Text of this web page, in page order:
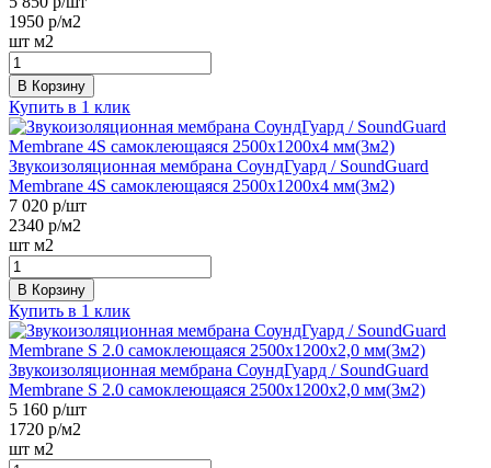
1950 р/м2
шт м2
В Корзину
Купить в 1 клик
Звукоизоляционная мембрана СоундГуард / SoundGuard
Membrane 4S самоклеющаяся 2500х1200х4 мм(3м2)
7 020 р/шт
2340 р/м2
шт м2
В Корзину
Купить в 1 клик
Звукоизоляционная мембрана СоундГуард / SoundGuard
Membrane S 2.0 самоклеющаяся 2500х1200х2,0 мм(3м2)
5 160 р/шт
1720 р/м2
шт м2